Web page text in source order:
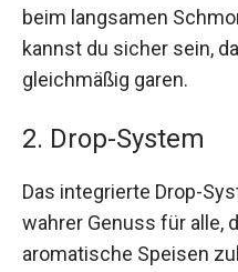
beim langsamen
kannst du sicher sein,
gleichmäßig garen.
2. Drop-System
Das integrierte Drop-
wahrer Genuss für alle,
aromatische Speisen